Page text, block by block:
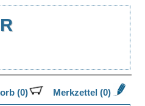
(0) Merkzettel (0)